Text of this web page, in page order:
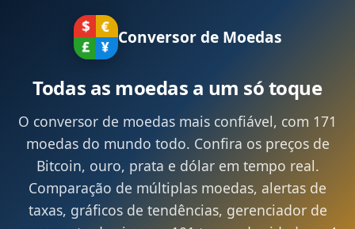
Conversor de Moedas
Todas as moedas a um só toque
O conversor de moedas mais confiável, com 171
moedas do mundo todo. Confira os preços de
Bitcoin, ouro, prata e dólar em tempo real.
Comparação de múltiplas moedas, alertas de
taxas, gráficos de tendências, gerenciador de